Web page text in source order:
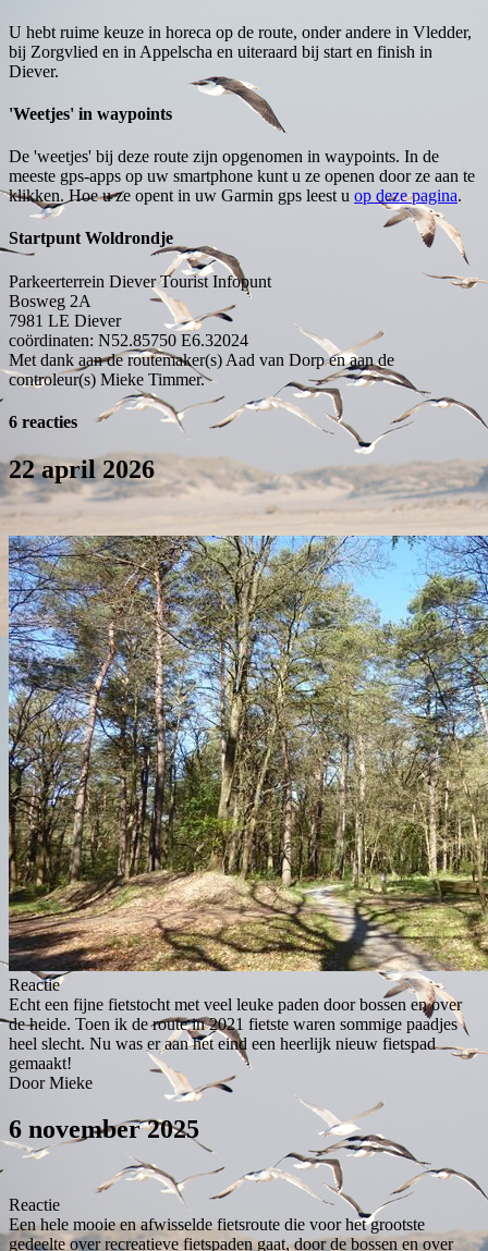
U hebt ruime keuze in horeca op de route, onder andere in Vledder,
bij Zorgvlied en in Appelscha en uiteraard bij start en finish in
Diever.
'Weetjes' in waypoints
De 'weetjes' bij deze route zijn opgenomen in waypoints. In de
meeste gps-apps op uw smartphone kunt u ze openen door ze aan te
klikken. Hoe u ze opent in uw Garmin gps leest u op deze pagina.
Startpunt Woldrondje
Parkeerterrein Diever Tourist Infopunt
Bosweg 2A
7981 LE Diever
coördinaten: N52.85750 E6.32024
Met dank aan de routemaker(s) Aad van Dorp en aan de
controleur(s) Mieke Timmer.
6 reacties
22 april 2026
Reactie
Echt een fijne fietstocht met veel leuke paden door bossen en over
de heide. Toen ik de route in 2021 fietste waren sommige paadjes
heel slecht. Nu was er aan het eind een heerlijk nieuw fietspad
gemaakt!
Door Mieke
6 november 2025
Reactie
Een hele mooie en afwisselde fietsroute die voor het grootste
gedeelte over recreatieve fietspaden gaat, door de bossen en over